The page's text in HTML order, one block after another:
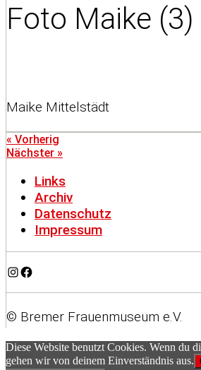
Foto Maike (3)
Maike Mittelstädt
« Vorherig
Nächster »
Links
Archiv
Datenschutz
Impressum
Instagram
Facebook
© Bremer Frauenmuseum e.V.
Diese Website benutzt Cookies. Wenn du
gehen wir von deinem Einverständnis aus.